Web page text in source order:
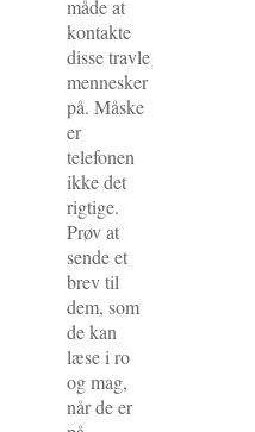
måde at
kontakte
disse travle
mennesker
på. Måske
er
telefonen
ikke det
rigtige.
Prøv at
sende et
brev til
dem, som
de kan
læse i ro
og mag,
når de er